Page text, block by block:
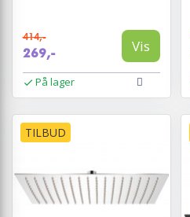
414,-
269,- Vis
På lager
TILBUD